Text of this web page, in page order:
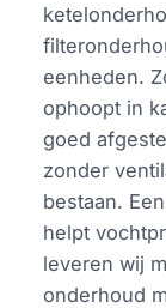
eenheden.
ophoopt in
goed
zonder
bestaan.
helpt
leveren wij
onderhoud